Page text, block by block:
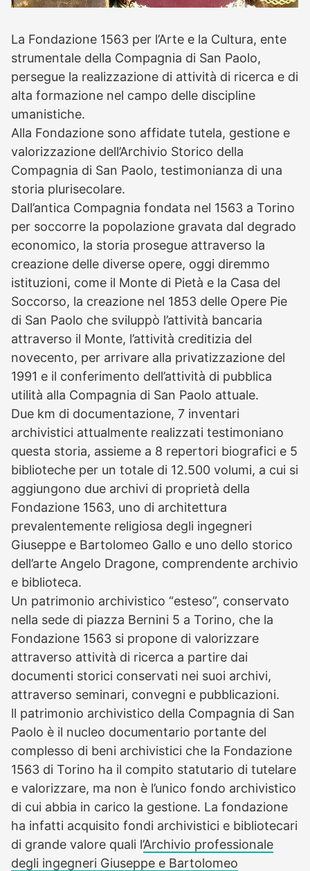
La Fondazione 1563 per l’Arte e la Cultura, ente
strumentale della Compagnia di San Paolo,
persegue la realizzazione di attività di ricerca e di
alta formazione nel campo delle discipline
umanistiche.
Alla Fondazione sono affidate tutela, gestione e
valorizzazione dell’Archivio Storico della
Compagnia di San Paolo, testimonianza di una
storia plurisecolare.
Dall’antica Compagnia fondata nel 1563 a Torino
per soccorre la popolazione gravata dal degrado
economico, la storia prosegue attraverso la
creazione delle diverse opere, oggi diremmo
istituzioni, come il Monte di Pietà e la Casa del
Soccorso, la creazione nel 1853 delle Opere Pie
di San Paolo che sviluppò l’attività bancaria
attraverso il Monte, l’attività creditizia del
novecento, per arrivare alla privatizzazione del
1991 e il conferimento dell’attività di pubblica
utilità alla Compagnia di San Paolo attuale.
Due km di documentazione, 7 inventari
archivistici attualmente realizzati testimoniano
questa storia, assieme a 8 repertori biografici e 5
biblioteche per un totale di 12.500 volumi, a cui si
aggiungono due archivi di proprietà della
Fondazione 1563, uno di architettura
prevalentemente religiosa degli ingegneri
Giuseppe e Bartolomeo Gallo e uno dello storico
dell’arte Angelo Dragone, comprendente archivio
e biblioteca.
Un patrimonio archivistico “esteso”, conservato
nella sede di piazza Bernini 5 a Torino, che la
Fondazione 1563 si propone di valorizzare
attraverso attività di ricerca a partire dai
documenti storici conservati nei suoi archivi,
attraverso seminari, convegni e pubblicazioni.
ll patrimonio archivistico della Compagnia di San
Paolo è il nucleo documentario portante del
complesso di beni archivistici che la Fondazione
1563 di Torino ha il compito statutario di tutelare
e valorizzare, ma non è l’unico fondo archivistico
di cui abbia in carico la gestione. La fondazione
ha infatti acquisito fondi archivistici e bibliotecari
di grande valore quali l’Archivio professionale
degli ingegneri Giuseppe e Bartolomeo